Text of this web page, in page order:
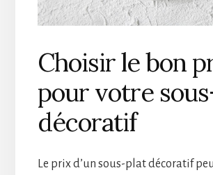
Choisir le bon
pour votre
décoratif
Le prix d’un sous-plat décoratif